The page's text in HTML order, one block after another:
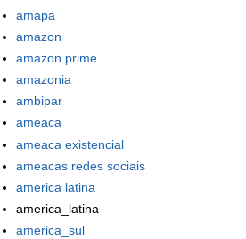
amapa
amazon
amazon prime
amazonia
ambipar
ameaca
ameaca existencial
ameacas redes sociais
america latina
america_latina
america_sul